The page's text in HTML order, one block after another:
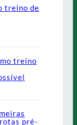
treino de
treino
pré-